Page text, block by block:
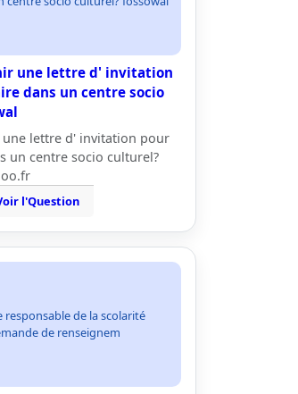
une lettre d' invitation
dans un centre socio
lettre d' invitation pour
un centre socio culturel?
l'Question
responsable de la scolarité
de renseignem